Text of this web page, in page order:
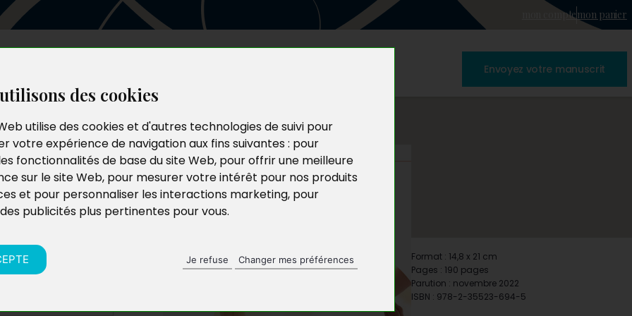
des cookies
utilise des cookies et d'autres technologies de suivi pour
votre expérience de navigation aux fins suivantes : pour
fonctionnalités de base du site Web, pour offrir une meilleure
sur le site Web, pour mesurer votre intérêt pour nos produits
et pour personnaliser les interactions marketing, pour
publicités plus pertinentes pour vous.
Je refuse Changer mes préférences
mon comptemon panier
Envoyez votre manuscrit
de la
Format : 14,8 x 21 cm
Pages : 190 pages
Parution : novembre 2022
ISBN : 978-2-35523-694-5